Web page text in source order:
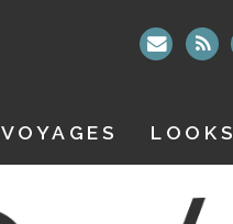
VOYAGES LOOKS